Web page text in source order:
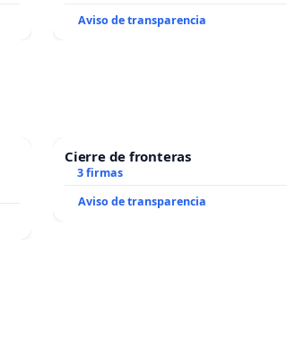
Aviso de transparencia
Cierre de fronteras
3 firmas
Aviso de transparencia